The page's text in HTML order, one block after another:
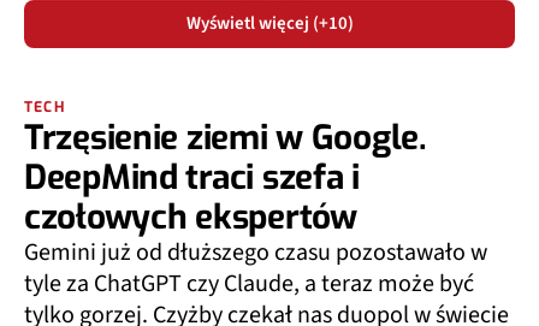
Wyświetl więcej (+10)
TECH
Trzęsienie ziemi w Google.
DeepMind traci szefa i
czołowych ekspertów
Gemini już od dłuższego czasu pozostawało w
tyle za ChatGPT czy Claude, a teraz może być
tylko gorzej. Czyżby czekał nas duopol w świecie